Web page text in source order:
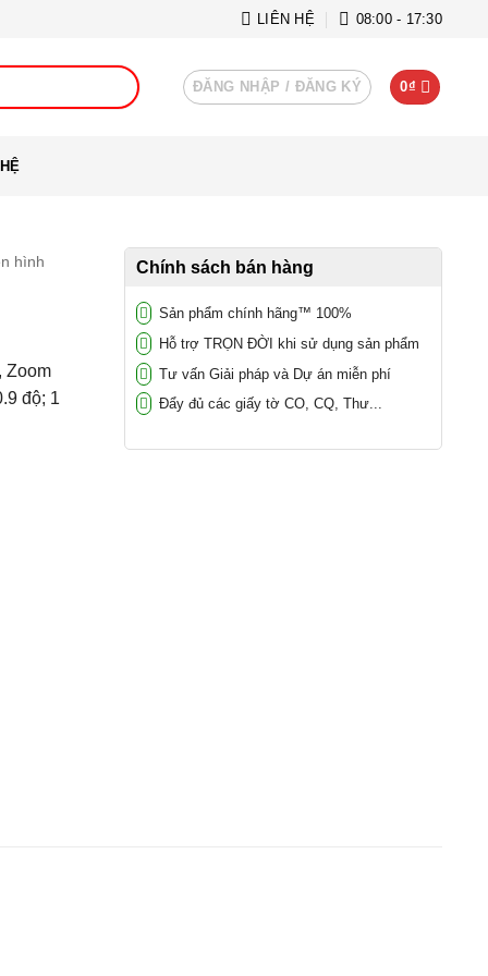
LIÊN HỆ 08:00 - 17:30
ĐĂNG NHẬP / ĐĂNG KÝ 0₫
hình
Zoom
độ; 1
Chính sách bán hàng
Sản phẩm chính hãng™ 100%
Hỗ trợ TRỌN ĐỜI khi sử dụng sản phẩm
Tư vấn Giải pháp và Dự án miễn phí
Đẩy đủ các giấy tờ CO, CQ, Thư...